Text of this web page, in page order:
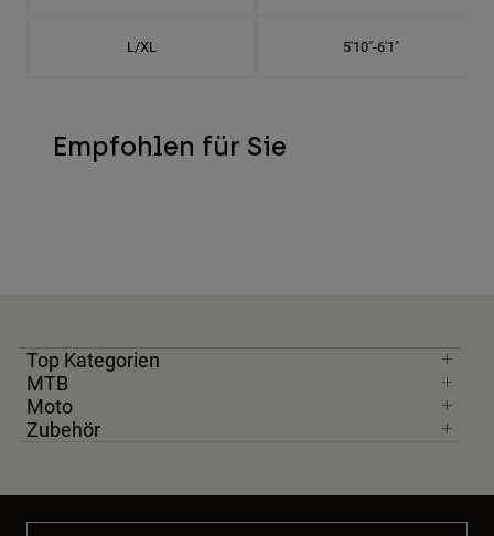
L/XL 5'10"-6'1"
Empfohlen für Sie
Top Kategorien
MTB
Moto
Zubehör